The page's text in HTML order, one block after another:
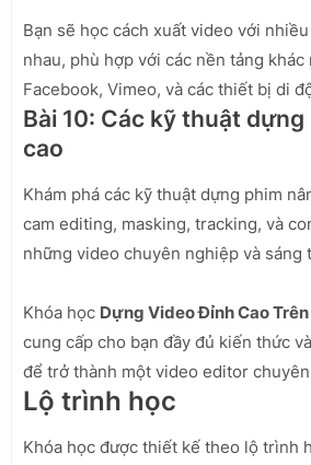
Bạn sẽ học cách xuất video với
nhau, phù hợp với các nền tảng khác
Facebook, Vimeo, và các thiết bị di
Bài 10: Các kỹ thuật
cao
Khám phá các kỹ thuật dựng phim
cam editing, masking, tracking, và
những video chuyên nghiệp và sáng
Khóa học Dựng Video Đỉnh Cao
cung cấp cho bạn đầy đủ kiến thức
để trở thành một video editor
Lộ trình học
Khóa học được thiết kế theo lộ trình